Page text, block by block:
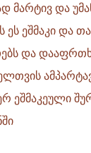
მარტივ და
ეს ეშმაკი და
და
ეშმაკეული